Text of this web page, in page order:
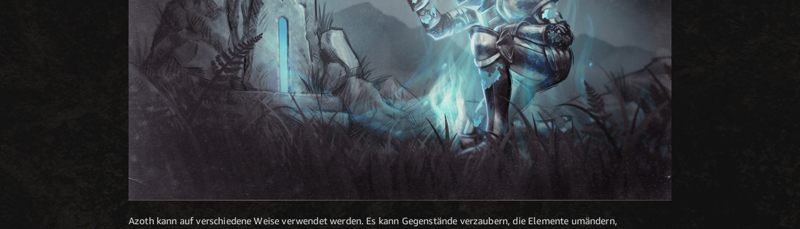
Azoth kann auf verschiedene Weise verwendet werden. Es kann Gegenstände verzaubern, die Elemente umändern,